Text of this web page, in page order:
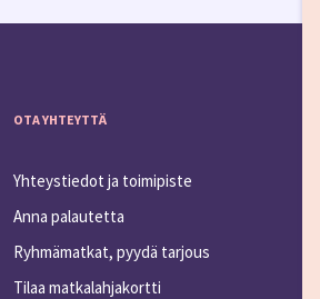
OTA YHTEYTTÄ
Yhteystiedot ja toimipiste
Anna palautetta
Ryhmämatkat, pyydä tarjous
Tilaa matkalahjakortti